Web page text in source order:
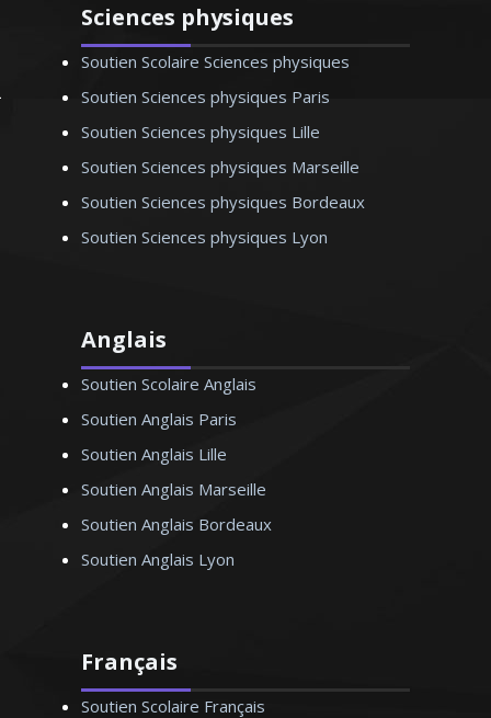
Sciences physiques
Soutien Scolaire Sciences physiques
Soutien Sciences physiques Paris
Soutien Sciences physiques Lille
Soutien Sciences physiques Marseille
Soutien Sciences physiques Bordeaux
Soutien Sciences physiques Lyon
Anglais
Soutien Scolaire Anglais
Soutien Anglais Paris
Soutien Anglais Lille
Soutien Anglais Marseille
Soutien Anglais Bordeaux
Soutien Anglais Lyon
Français
Soutien Scolaire Français